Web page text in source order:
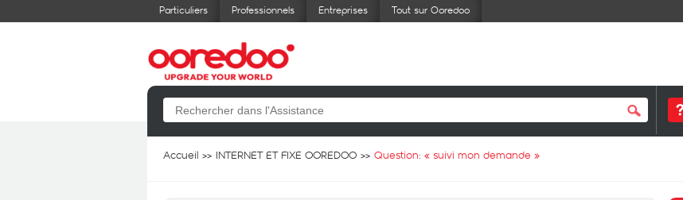
Particuliers Professionnels Entreprises Tout sur Ooredoo
Accueil INTERNET ET FIXE OOREDOO Question: « suivi mon demande »